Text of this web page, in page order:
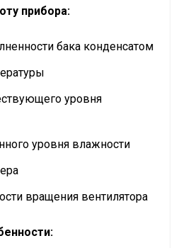
прибора:
бака конденсатом
уровня
уровня влажности
вращения вентилятора